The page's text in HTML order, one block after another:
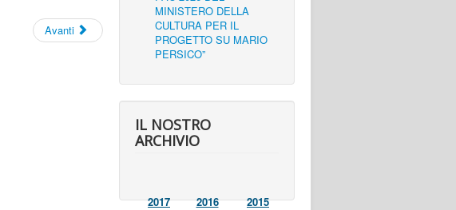
Avanti
MINISTERO DELLA
CULTURA PER IL
PROGETTO SU MARIO
PERSICO”
IL NOSTRO
ARCHIVIO
2017 2016 2015